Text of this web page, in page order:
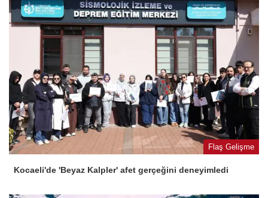
Flaş Gelişme
Kocaeli'de 'Beyaz Kalpler' afet gerçeğini deneyimledi